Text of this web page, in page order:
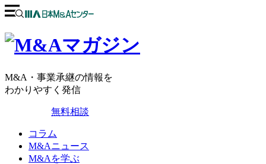
M&A・事業承継の情報を
わかりやすく発信
無料相談
コラム
M&Aニュース
M&Aを学ぶ